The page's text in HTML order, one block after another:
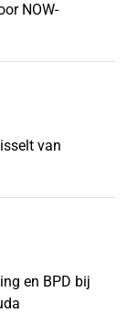
NOW-
van
en BPD bij